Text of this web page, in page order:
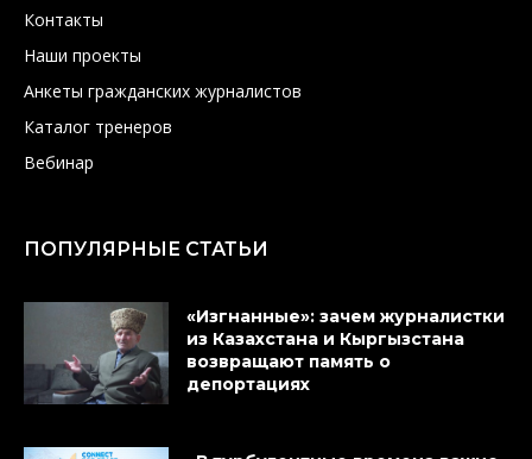
Контакты
Наши проекты
Анкеты гражданских журналистов
Каталог тренеров
Вебинар
ПОПУЛЯРНЫЕ СТАТЬИ
«Изгнанные»: зачем журналистки
из Казахстана и Кыргызстана
возвращают память о
депортациях